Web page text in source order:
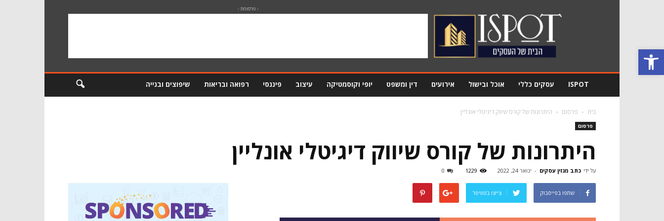
פתח סרגל נגישות
מגזין
Ispot
- פרסומת -
ISPOT עסקים כללי אוכל ובישול אירועים דין ומשפט יופי וקוסמטיקה עיצוב פיננסי רפואה ובריאות שיפוצים ובנייה
בית פרסום היתרונות של קורס שיווק דיגיטלי אונליין
פרסום
היתרונות של קורס שיווק דיגיטלי אונליין
על ידי כתב מגזין עסקים - ינואר 24, 2022 1229
0
שתפו בפייסבוק צייצו בטוויטר